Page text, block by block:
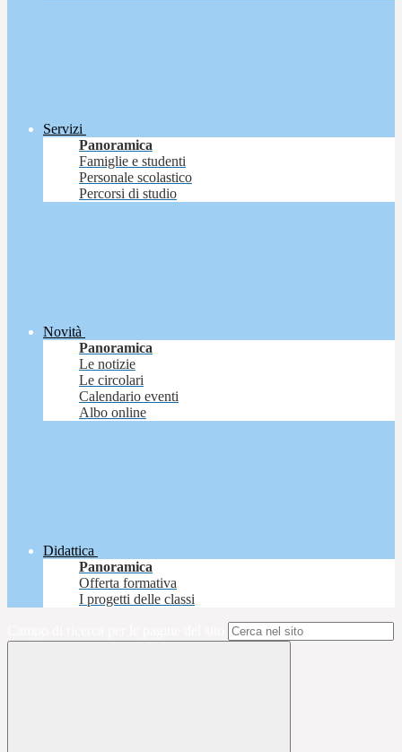
Servizi
Panoramica
Famiglie e studenti
Personale scolastico
Percorsi di studio
Novità
Panoramica
Le notizie
Le circolari
Calendario eventi
Albo online
Didattica
Panoramica
Offerta formativa
I progetti delle classi